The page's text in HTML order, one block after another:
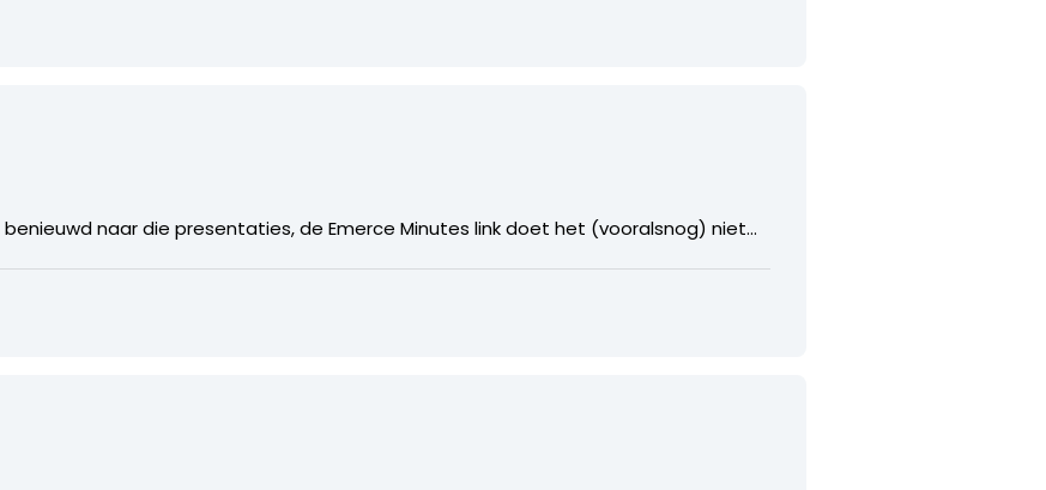
benieuwd naar die presentaties, de Emerce Minutes link doet het (vooralsnog) niet…